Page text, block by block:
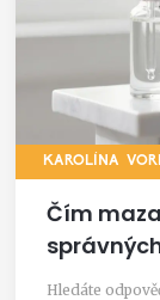
KAROLÍNA
Čím
pleti
Hledáte